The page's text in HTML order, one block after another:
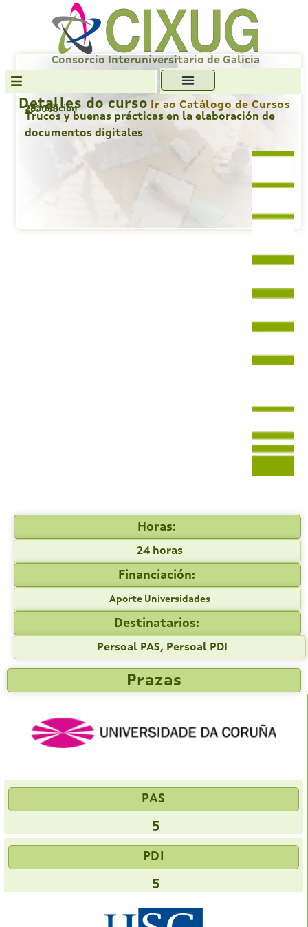
Consorcio Interuniversitario de Galicia
Transparencia
Formación
Detalles do curso Ir ao Catálogo de Cursos
230066
2da Edición
Trucos y buenas prácticas en la elaboración de
documentos digitales
Horas:
24 horas
Financiación:
Aporte Universidades
Destinatarios:
Persoal PAS, Persoal PDI
Prazas
PAS
5
PDI
5